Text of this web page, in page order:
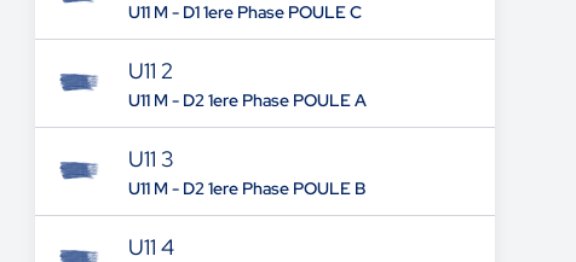
U11 M - D1 1ere Phase POULE C
U11 2
U11 M - D2 1ere Phase POULE A
U11 3
U11 M - D2 1ere Phase POULE B
U11 4